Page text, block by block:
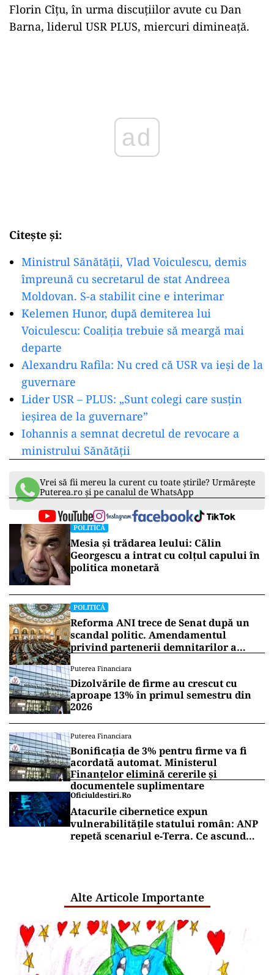
Florin Cîțu, în urma discuțiilor avute cu Dan
Barna, liderul USR PLUS, miercuri dimineață.
Citește și:
Ministrul Sănătății, Vlad Voiculescu, demis
împreună cu secretarul de stat Andreea
Moldovan. S-a stabilit cine e interimar
Kelemen Hunor, după demiterea lui
Voiculescu: Coaliția trebuie să meargă mai
departe
Alexandru Rafila: Nu cred că USR va ieși de la
guvernare
Lider USR – PLUS: „Sunt colegi care susțin
ieșirea de la guvernare”
Iohannis a semnat decretul de revocare a
ministrului Sănătății
Vrei să fii mereu la curent cu toate știrile? Urmărește
Puterea.ro și pe canalul de WhatsApp
POLITICĂ
Mesia și trădarea leului: Călin
Georgescu a intrat cu colțul capului în
politica monetară
POLITICĂ
Reforma ANI trece de Senat după un
scandal politic. Amendamentul
privind partenerii demnitarilor a
Puterea Financiara
Dizolvările de firme au crescut cu
aproape 13% în primul semestru din
2026
Puterea Financiara
Bonificația de 3% pentru firme va fi
acordată automat. Ministerul
Finanțelor elimină cererile și
documentele suplimentare
Oficiuldestiri.ro
Atacurile cibernetice expun
vulnerabilitățile statului român: ANP
repetă scenariul e‑Terra. Ce ascund
Alte Articole Importante